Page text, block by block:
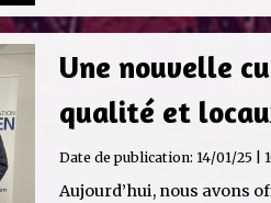
Une nouvelle
qualité et
Date de publication: 14/01/25 |
Aujourd’hui, nous avons